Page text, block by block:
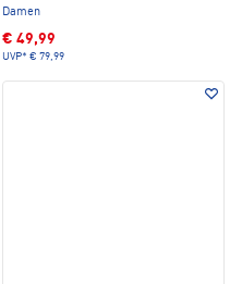
Damen
€ 49,99
UVP* € 79,99